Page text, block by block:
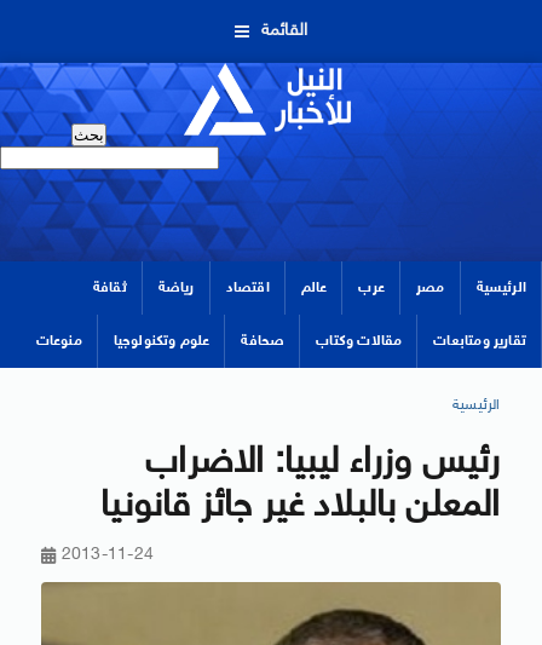
القائمة
الرئيسية مصر عرب عالم اقتصاد رياضة ثقافة
تقارير ومتابعات مقالات وكتاب صحافة علوم وتكنولوجيا منوعات
الرئيسية
رئيس وزراء ليبيا: الاضراب
المعلن بالبلاد غير جائز قانونيا
2013-11-24